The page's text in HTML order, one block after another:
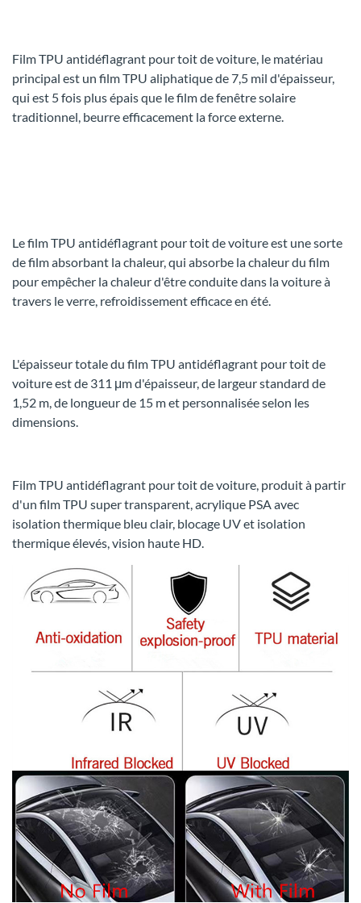
Film TPU antidéflagrant pour toit de voiture, le matériau
principal est un film TPU aliphatique de 7,5 mil d'épaisseur,
qui est 5 fois plus épais que le film de fenêtre solaire
traditionnel, beurre efficacement la force externe.
Le film TPU antidéflagrant pour toit de voiture est une sorte
de film absorbant la chaleur, qui absorbe la chaleur du film
pour empêcher la chaleur d'être conduite dans la voiture à
travers le verre, refroidissement efficace en été.
L'épaisseur totale du film TPU antidéflagrant pour toit de
voiture est de 311 μm d'épaisseur, de largeur standard de
1,52 m, de longueur de 15 m et personnalisée selon les
dimensions.
Film TPU antidéflagrant pour toit de voiture, produit à partir
d'un film TPU super transparent, acrylique PSA avec
isolation thermique bleu clair, blocage UV et isolation
thermique élevés, vision haute HD.